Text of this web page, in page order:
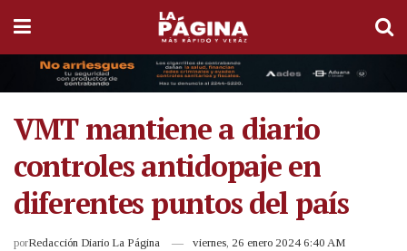
VMT mantiene a diario
controles antidopaje en
diferentes puntos del país
porRedacción Diario La Página viernes, 26 enero 2024 6:40 AM